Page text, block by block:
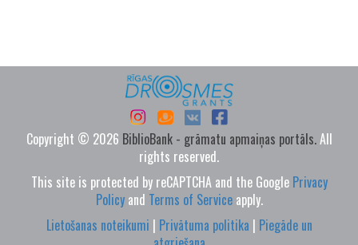
Copyright © 2026 BiblioBank - grāmatu apmaiņas portāls.All
rights reserved.
This site is protected by reCAPTCHA and the Google Privacy
Policyand Terms of Serviceapply.
Lietošanas noteikumi | Privātuma politika | Piegāde un